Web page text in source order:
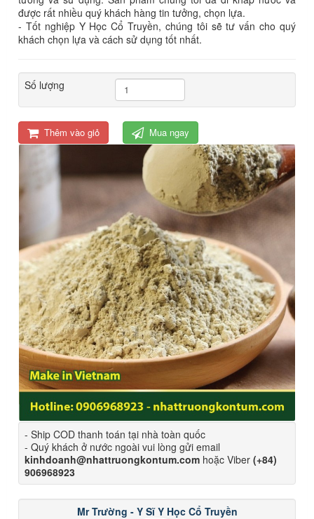
được rất nhiều quý khách hàng tin tưởng, chọn lựa.
- Tốt nghiệp Y Học Cổ Truyền, chúng tôi sẽ tư vấn cho quý
khách chọn lựa và cách sử dụng tốt nhất.
Số lượng
Thêm vào giỏ Mua ngay
- Ship COD thanh toán tại nhà toàn quốc
- Quý khách ở nước ngoài vui lòng gửi email
kinhdoanh@nhattruongkontum.com hoặc Viber (+84)
906968923
Mr Trường - Y Sĩ Y Học Cổ Truyền